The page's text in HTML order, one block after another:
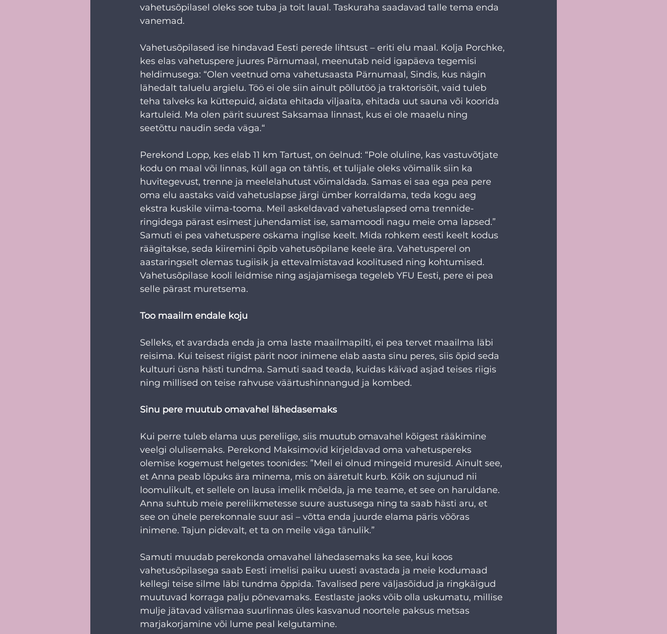
vahetusõpilasel oleks soe tuba ja toit laual. Taskuraha saadavad talle tema enda
vanemad.
Vahetusõpilased ise hindavad Eesti perede lihtsust – eriti elu maal. Kolja Porchke,
kes elas vahetuspere juures Pärnumaal, meenutab neid igapäeva tegemisi
heldimusega: “Olen veetnud oma vahetusaasta Pärnumaal, Sindis, kus nägin
lähedalt taluelu argielu. Töö ei ole siin ainult põllutöö ja traktorisõit, vaid tuleb
teha talveks ka küttepuid, aidata ehitada viljaaita, ehitada uut sauna või koorida
kartuleid. Ma olen pärit suurest Saksamaa linnast, kus ei ole maaelu ning
seetõttu naudin seda väga.“
Perekond Lopp, kes elab 11 km Tartust, on öelnud: “Pole oluline, kas vastuvõtjate
kodu on maal või linnas, küll aga on tähtis, et tulijale oleks võimalik siin ka
huvitegevust, trenne ja meelelahutust võimaldada. Samas ei saa ega pea pere
oma elu aastaks vaid vahetuslapse järgi ümber korraldama, teda kogu aeg
ekstra kuskile viima-tooma. Meil askeldavad vahetuslapsed oma trennide-
ringidega pärast esimest juhendamist ise, samamoodi nagu meie oma lapsed.”
Samuti ei pea vahetuspere oskama inglise keelt. Mida rohkem eesti keelt kodus
räägitakse, seda kiiremini õpib vahetusõpilane keele ära. Vahetusperel on
aastaringselt olemas tugiisik ja ettevalmistavad koolitused ning kohtumised.
Vahetusõpilase kooli leidmise ning asjajamisega tegeleb YFU Eesti, pere ei pea
selle pärast muretsema.
Too maailm endale koju
Selleks, et avardada enda ja oma laste maailmapilti, ei pea tervet maailma läbi
reisima. Kui teisest riigist pärit noor inimene elab aasta sinu peres, siis õpid seda
kultuuri üsna hästi tundma. Samuti saad teada, kuidas käivad asjad teises riigis
ning millised on teise rahvuse väärtushinnangud ja kombed.
Sinu pere muutub omavahel lähedasemaks
Kui perre tuleb elama uus pereliige, siis muutub omavahel kõigest rääkimine
veelgi olulisemaks. Perekond Maksimovid kirjeldavad oma vahetuspereks
olemise kogemust helgetes toonides: ”Meil ei olnud mingeid muresid. Ainult see,
et Anna peab lõpuks ära minema, mis on ääretult kurb. Kõik on sujunud nii
loomulikult, et sellele on lausa imelik mõelda, ja me teame, et see on haruldane.
Anna suhtub meie pereliikmetesse suure austusega ning ta saab hästi aru, et
see on ühele perekonnale suur asi – võtta enda juurde elama päris võõras
inimene. Tajun pidevalt, et ta on meile väga tänulik.”
Samuti muudab perekonda omavahel lähedasemaks ka see, kui koos
vahetusõpilasega saab Eesti imelisi paiku uuesti avastada ja meie kodumaad
kellegi teise silme läbi tundma õppida. Tavalised pere väljasõidud ja ringkäigud
muutuvad korraga palju põnevamaks. Eestlaste jaoks võib olla uskumatu, millise
mulje jätavad välismaa suurlinnas üles kasvanud noortele paksus metsas
marjakorjamine või lume peal kelgutamine.